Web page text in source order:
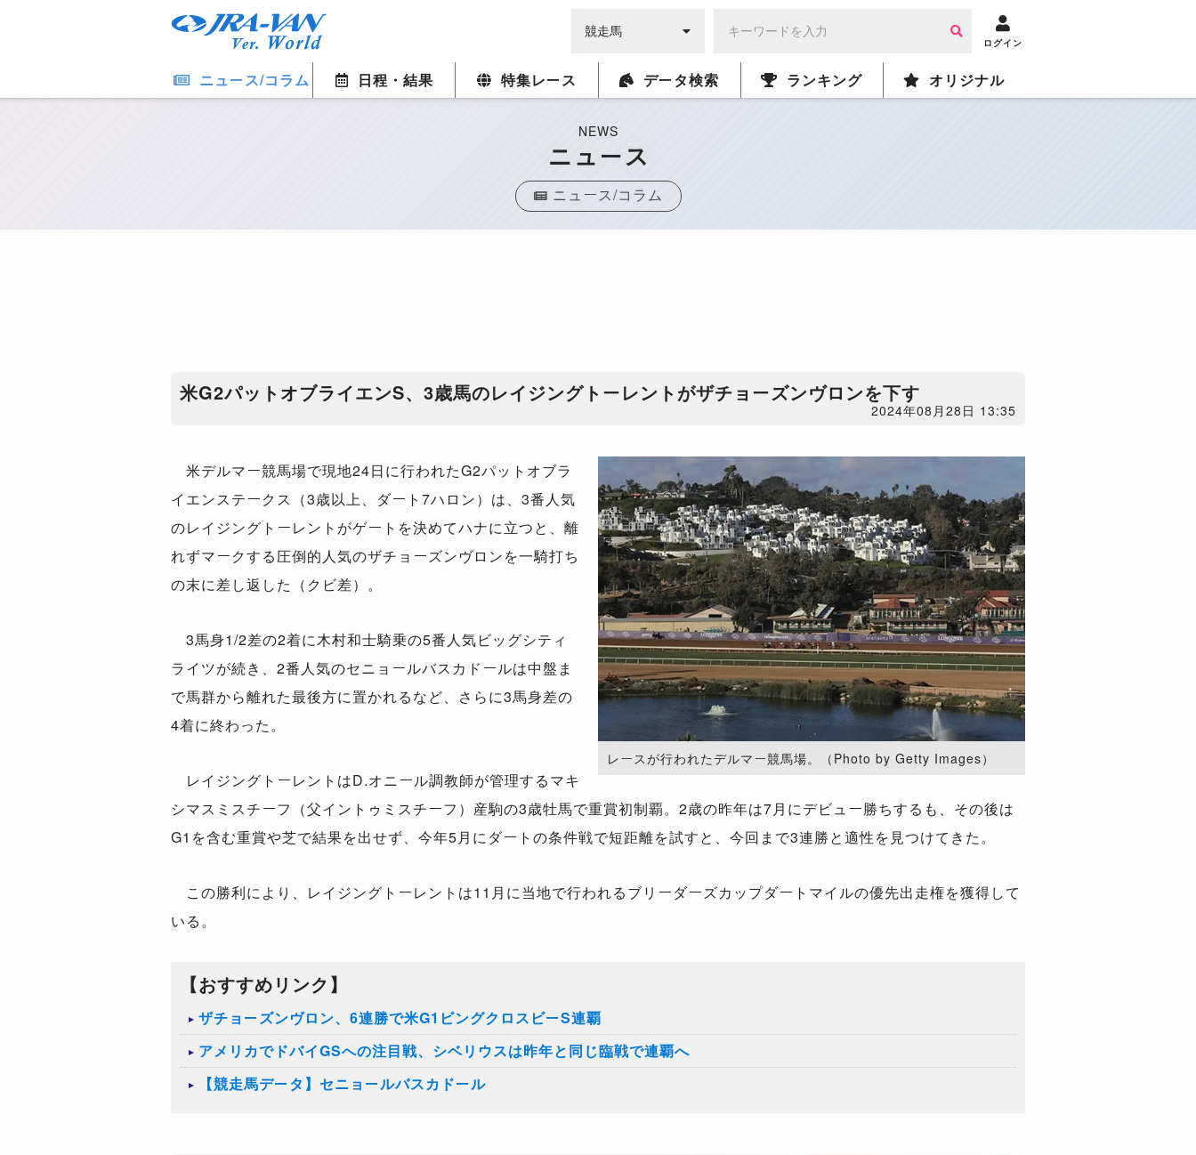
ログイン
ニュース/コラム 日程・結果 特集レース データ検索 ランキング オリジナル
NEWS
ニュース
ニュース/コラム
米G2パットオブライエンS、3歳馬のレイジングトーレントがザチョーズンヴロンを下す
2024年08月28日 13:35
レースが行われたデルマー競馬場。（Photo by Getty Images）
米デルマー競馬場で現地24日に行われたG2パットオブラ
イエンステークス（3歳以上、ダート 7ハロン）は、 3番人気
のレイジングトーレントがゲートを決めてハナに立つと、離
れずマークする圧倒的人気のザチョーズンヴロンを一騎打ち
の末に差し返した（クビ差）。
3馬身1/2差の2着に木村和士騎乗の5番人気ビッグシティ
ライツが続き、 2番人気のセニョールバスカドールは中盤ま
で馬群から離れた最後方に置かれるなど、さらに3馬身差の
4着に終わった。
レイジングトーレントはD.オニール調教師が管理するマキ
シマスミスチーフ（父イントゥミスチーフ）産駒の3歳牡馬で重賞初制覇。 2歳の昨年は7月にデビュー勝ちするも、その後は
G1 を含む重賞や芝で結果を出せず、今年5月にダートの条件戦で短距離を試すと、今回まで3連勝と適性を見つけてきた。
この勝利により、レイジングトーレントは11 月に当地で行われるブリーダーズカップダートマイルの優先出走権を獲得して
いる。
【おすすめリンク】
ザチョーズンヴロン、6連勝で米G1ビングクロスビーS連覇
アメリカでドバイGSへの注目戦、シベリウスは昨年と同じ臨戦で連覇へ
【競走馬データ】セニョールバスカドール